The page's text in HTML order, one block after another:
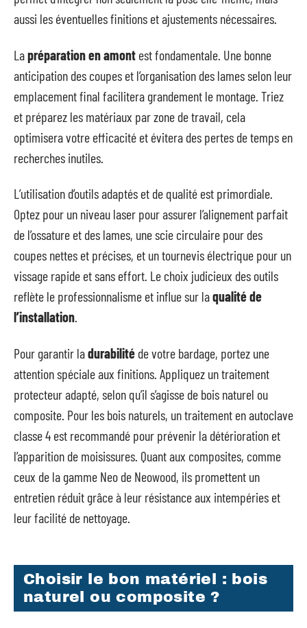
aussi les éventuelles finitions et ajustements nécessaires.
Lapréparation en amont est fondamentale. Une bonne
anticipation des coupes et l’organisation des lames selon leur
emplacement final facilitera grandement le montage. Triez
et préparez les matériaux par zone de travail, cela
optimisera votre efficacité et évitera des pertes de temps en
recherches inutiles.
L’utilisation d’outils adaptés et de qualité est primordiale.
Optez pour un niveau laser pour assurer l’alignement parfait
de l’ossature et des lames, une scie circulaire pour des
coupes nettes et précises, et un tournevis électrique pour un
vissage rapide et sans effort. Le choix judicieux des outils
reflète le professionnalisme et influe sur laqualité de
l’installation.
Pour garantir ladurabilité de votre bardage, portez une
attention spéciale aux finitions. Appliquez un traitement
protecteur adapté, selon qu’il s’agisse de bois naturel ou
composite. Pour les bois naturels, un traitement en autoclave
classe 4 est recommandé pour prévenir la détérioration et
l’apparition de moisissures. Quant aux composites, comme
ceux de la gamme Neo de Neowood, ils promettent un
entretien réduit grâce à leur résistance aux intempéries et
leur facilité de nettoyage.
Choisir le bon matériel : bois
naturel ou composite ?